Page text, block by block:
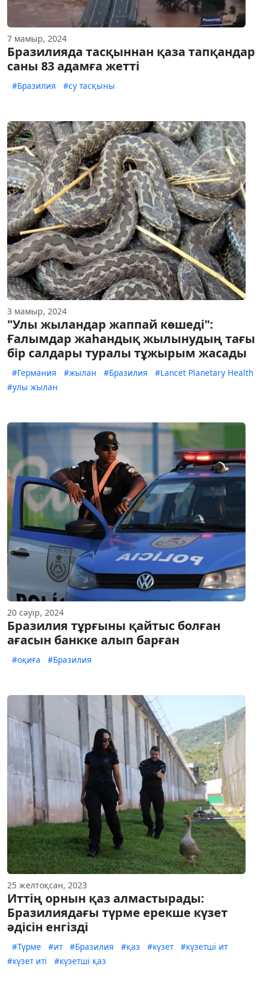
7 мамыр, 2024
Бразилияда тасқыннан қаза тапқандар
саны 83 адамға жетті
#Бразилия #су тасқыны
3 мамыр, 2024
"Улы жыландар жаппай көшеді":
Ғалымдар жаһандық жылынудың тағы
бір салдары туралы тұжырым жасады
#Германия #жылан #Бразилия
#Lancet Planetary Health
#улы жылан
20 сәуір, 2024
Бразилия тұрғыны қайтыс болған
ағасын банкке алып барған
#оқиға #Бразилия
25 желтоқсан, 2023
Иттің орнын қаз алмастырады:
Бразилиядағы түрме ерекше күзет
әдісін енгізді
#Түрме #ит #Бразилия #қаз #күзет
#күзетші ит
#күзет иті
#күзетші қаз